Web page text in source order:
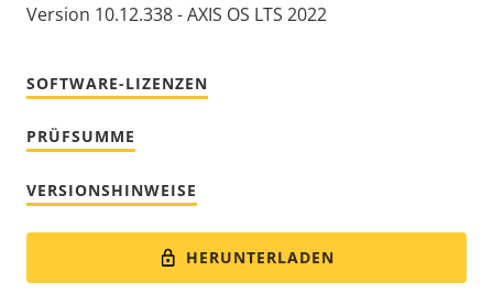
Version 10.12.338 - AXIS OS LTS 2022
SOFTWARE-LIZENZEN
PRÜFSUMME
VERSIONSHINWEISE
HERUNTERLADEN